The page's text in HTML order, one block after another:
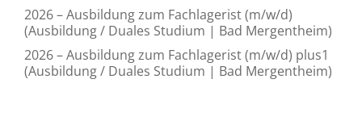
2026 – Ausbildung zum Fachlagerist (m/w/d)
(Ausbildung / Duales Studium | Bad Mergentheim)
2026 – Ausbildung zum Fachlagerist (m/w/d) plus1
(Ausbildung / Duales Studium | Bad Mergentheim)